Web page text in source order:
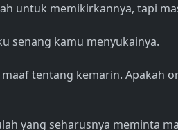
untuk memikirkannya, tapi
senang kamu menyukainya.
maaf tentang kemarin. Apakah
yang seharusnya meminta